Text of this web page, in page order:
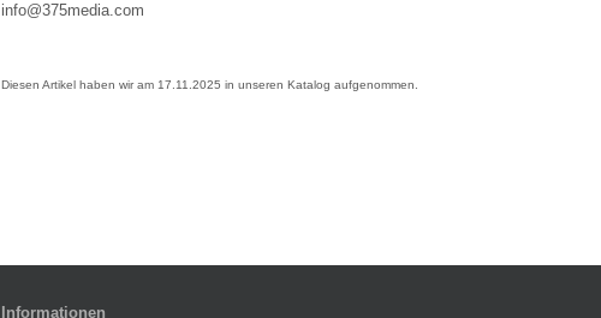
info@375media.com
Diesen Artikel haben wir am 17.11.2025 in unseren Katalog aufgenommen.
Informationen